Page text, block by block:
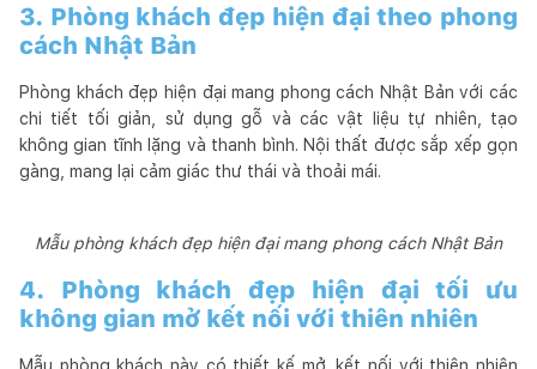
3. Phòng khách đẹp hiện đại theo phong
cách Nhật Bản
Phòng khách đẹp hiện đại mang phong cách Nhật Bản với các
chi tiết tối giản, sử dụng gỗ và các vật liệu tự nhiên, tạo
không gian tĩnh lặng và thanh bình. Nội thất được sắp xếp gọn
gàng, mang lại cảm giác thư thái và thoải mái.
Mẫu phòng khách đẹp hiện đại mang phong cách Nhật Bản
4. Phòng khách đẹp hiện đại tối ưu
không gian mở kết nối với thiên nhiên